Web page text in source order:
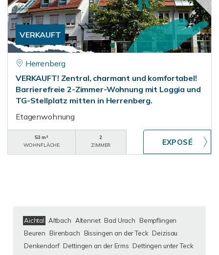
VERKAUFT
Herrenberg
VERKAUFT! Zentral, charmant und komfortabel!
Barrierefreie 2-Zimmer-Wohnung mit Loggia und
TG-Stellplatz mitten in Herrenberg.
Etagenwohnung
53 m²
WOHNFLÄCHE
2
ZIMMER
Aichtal Altbach Altenriet Bad Urach
Bempflingen
Beuren
Birenbach Bissingen an der Teck Deizisau
Denkendorf Dettingen an der Erms Dettingen unter Teck